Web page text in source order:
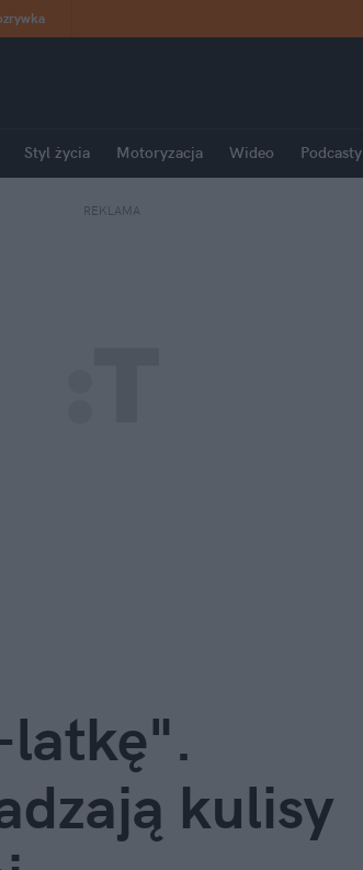
Styl życia Motoryzacja Wideo Podcasty
REKLAMA
latkę".
kulisy